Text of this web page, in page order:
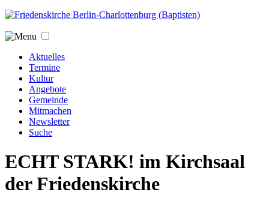
Jump to navigation
Aktuelles
Termine
Kultur
Angebote
Gemeinde
Mitmachen
Newsletter
Suche
ECHT STARK! im Kirchsaal
der Friedenskirche